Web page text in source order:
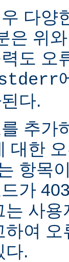
다양
은 위
도 오
다.
추가
대한
항목
가
사
하여
다.